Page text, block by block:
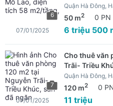
6
Quận Hà Đông,
50 m2 0 PN
6 triệu 500
07/01/2025
7
Cho thuê văn
Trãi- Triều
Quận Hà Đông,
120 m2 0
11 triệu
07/01/2025